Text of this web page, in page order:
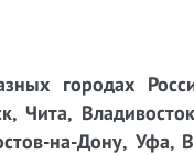
городах
Чита,
на-Дону, Уфа,